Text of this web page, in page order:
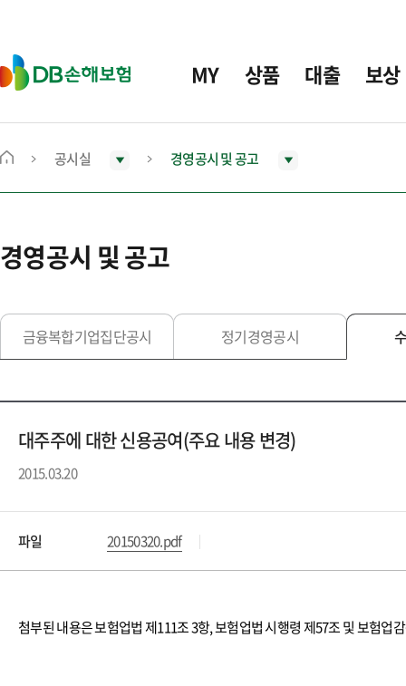
D
B
보
MY 상품 대출 보상
메
으
로
동
공시실 경영공시 및 공고
경영공시 및 공고
금융복합기업집단공시 정기경영공시
대주주에 대한 신용공여(주요 내용 변경)
2015.03.20
파일 20150320.pdf
첨부된 내용은 보험업법 제111조 3항, 보험업법 시행령 제57조 및 보험업